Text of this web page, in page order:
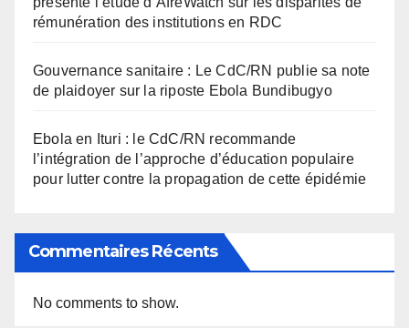
rémunération des institutions en RDC
Gouvernance sanitaire : Le CdC/RN publie sa note
de plaidoyer sur la riposte Ebola Bundibugyo
Ebola en Ituri : le CdC/RN recommande
l’intégration de l’approche d’éducation populaire
pour lutter contre la propagation de cette épidémie
Commentaires Récents
No comments to show.